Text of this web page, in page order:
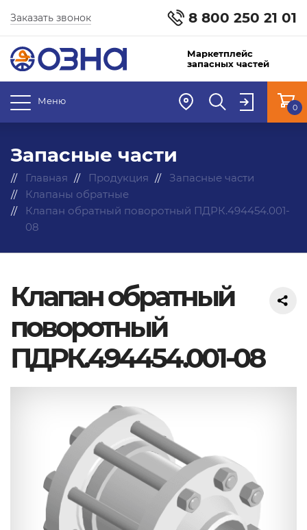
8 800 250 21 01
Заказать звонок
Маркетплейс
запасных частей
Меню
0
Запасные части
Главная Продукция
Запасные части
Клапаны обратные
Клапан обратный поворотный ПДРК.494454.001-
08
Клапан обратный
поворотный
ПДРК.494454.001-08